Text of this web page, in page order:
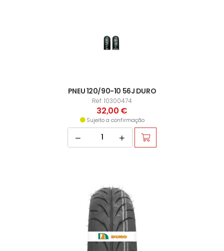
PNEU 120/90-10 56J DURO
Ref: 10300474
32,00 €
Sujeito a confirmação